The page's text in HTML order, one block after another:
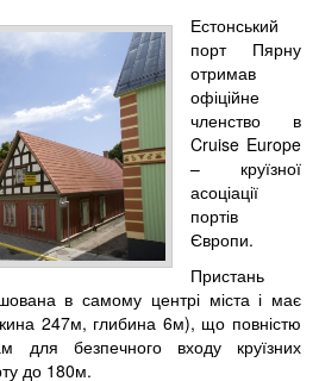
Естонський
порт Пярну
отримав
офіційне
членство в
Cruise Europe
– круїзної
асоціації
портів
Європи.
Пристань
в самому центрі міста і має
247м, глибина 6м), що повністю
для безпечного входу круїзних
до 180м.